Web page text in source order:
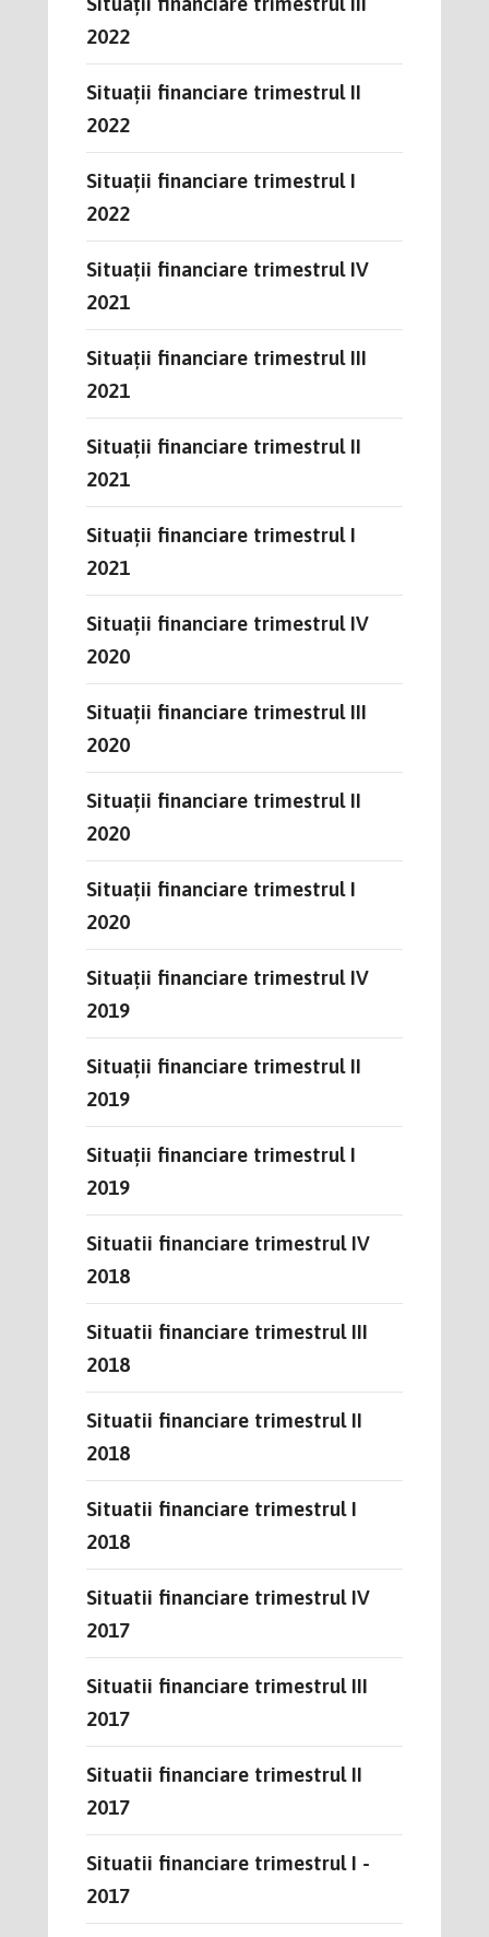
2022
Situații financiare trimestrul II
2022
Situații financiare trimestrul I
2022
Situații financiare trimestrul IV
2021
Situații financiare trimestrul III
2021
Situații financiare trimestrul II
2021
Situații financiare trimestrul I
2021
Situații financiare trimestrul IV
2020
Situații financiare trimestrul III
2020
Situații financiare trimestrul II
2020
Situații financiare trimestrul I
2020
Situații financiare trimestrul IV
2019
Situații financiare trimestrul II
2019
Situații financiare trimestrul I
2019
Situatii financiare trimestrul IV
2018
Situatii financiare trimestrul III
2018
Situatii financiare trimestrul II
2018
Situatii financiare trimestrul I
2018
Situatii financiare trimestrul IV
2017
Situatii financiare trimestrul III
2017
Situatii financiare trimestrul II
2017
Situatii financiare trimestrul I -
2017